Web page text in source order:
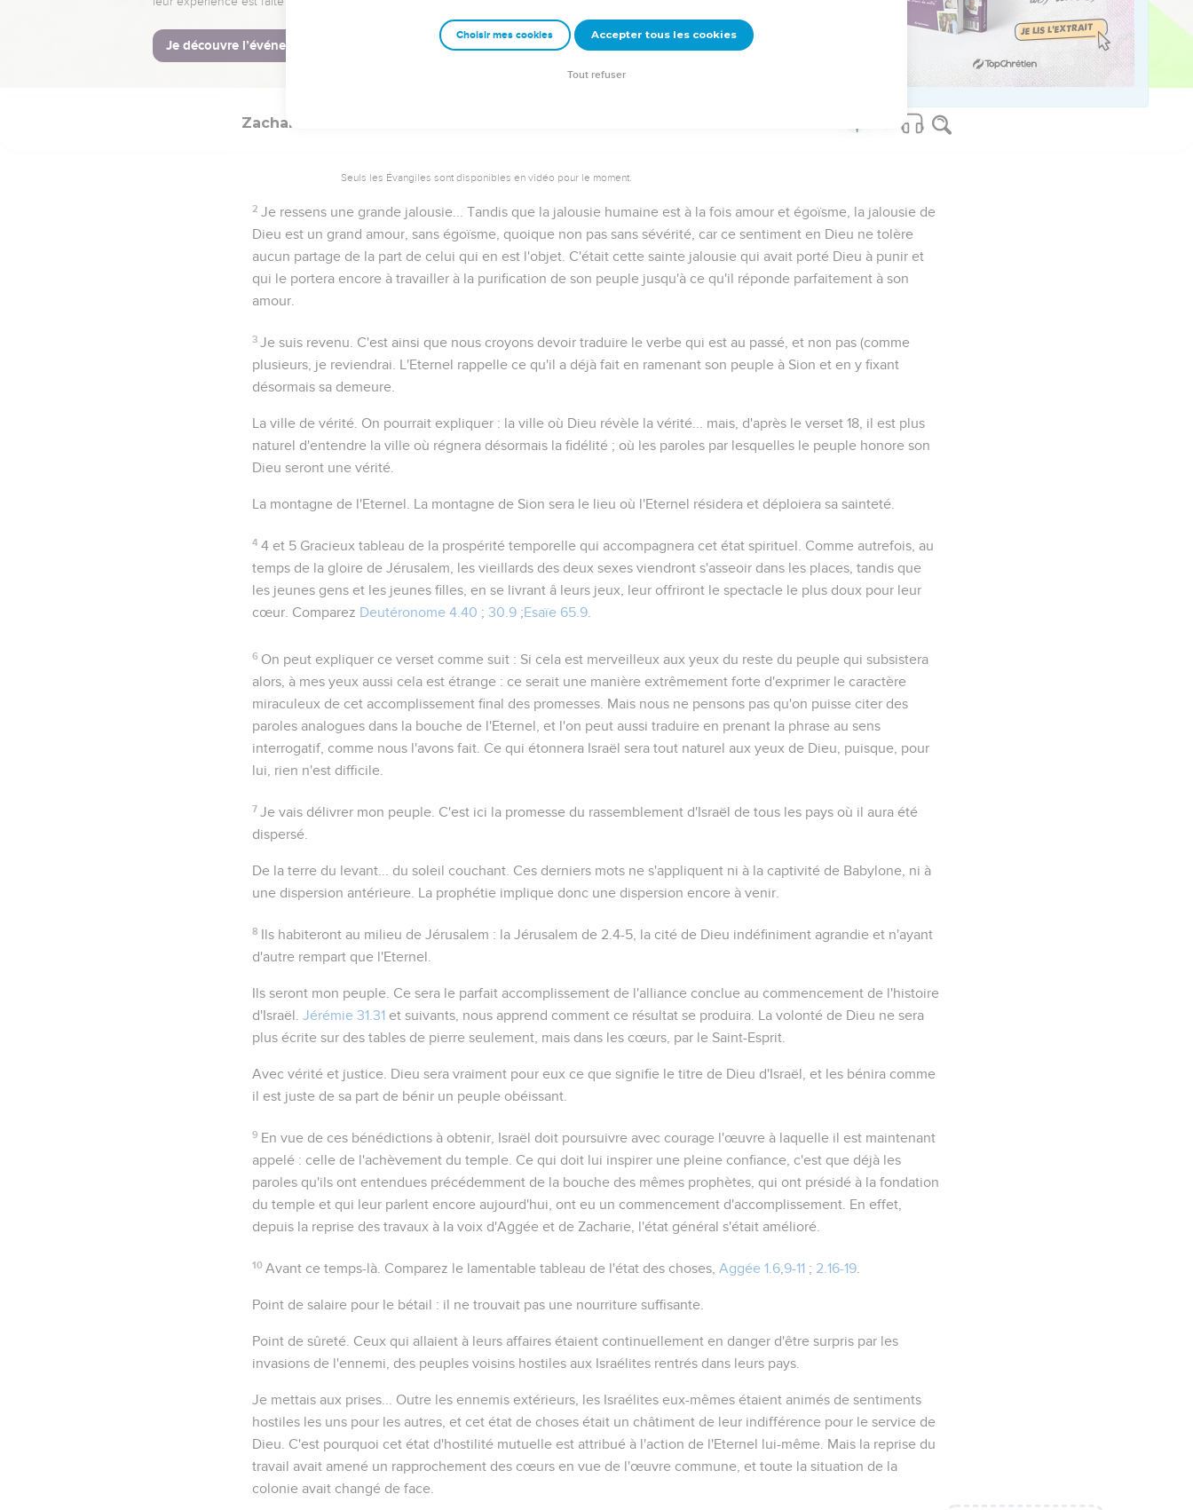
Autres ressources sur theotex.org, contact theotex@gmail.com
Zacharie
Seuls les Évangiles sont disponibles en vidéo pour le moment.
2 Je ressens une grande jalousie...
Tandis que la jalousie humaine est à la fois amour et égoïsme, la jalousie de
Dieu est un grand amour, sans égoïsme, quoique non pas sans sévérité, car ce sentiment en Dieu ne tolère
aucun partage de la part de celui qui en est l'objet. C'était cette sainte jalousie qui avait porté Dieu à punir et
qui le portera encore à travailler à la purification de son peuple jusqu'à ce qu'il réponde parfaitement à son
amour.
3 Je suis revenu . C'est ainsi que nous croyons devoir traduire le verbe qui est au passé, et non pas (comme
plusieurs, je reviendrai . L'Eternel rappelle ce qu'il a déjà fait en ramenant son peuple à Sion et en y fixant
désormais sa demeure.
La ville de vérité . On pourrait expliquer : la ville où Dieu révèle la vérité... mais, d'après le verset 18, il est plus
naturel d'entendre la ville où régnera désormais la fidélité ; où les paroles par lesquelles le peuple honore son
Dieu seront une vérité.
La montagne de l'Eternel . La montagne de Sion sera le lieu où l'Eternel résidera et déploiera sa sainteté.
4 4 et 5 Gracieux tableau de la prospérité temporelle qui accompagnera cet état spirituel. Comme autrefois, au
temps de la gloire de Jérusalem, les vieillards des deux sexes viendront s'asseoir dans les places, tandis que
les jeunes gens et les jeunes filles, en se livrant â leurs jeux, leur offriront le spectacle le plus doux pour leur
cœur. Comparez Deutéronome 4.40 ; 30.9 ;Esaïe 65.9
6 On peut expliquer ce verset comme suit : Si cela est merveilleux aux yeux du reste du peuple qui subsistera
alors, à mes yeux aussi cela est étrange : ce serait une manière extrêmement forte d'exprimer le caractère
miraculeux de cet accomplissement final des promesses. Mais nous ne pensons pas qu'on puisse citer des
paroles analogues dans la bouche de l'Eternel, et l'on peut aussi traduire en prenant la phrase au sens
interrogatif, comme nous l'avons fait. Ce qui étonnera Israël sera tout naturel aux yeux de Dieu, puisque, pour
lui, rien n'est difficile.
7 Je vais délivrer mon peuple . C'est ici la promesse du rassemblement d'Israël de tous les pays où il aura été
dispersé.
De la terre du levant... du soleil couchant . Ces derniers mots ne s'appliquent ni à la captivité de Babylone, ni à
une dispersion antérieure. La prophétie implique donc une dispersion encore à venir.
8 Ils habiteront au milieu de Jérusalem : la Jérusalem de 2.4-5 , la cité de Dieu indéfiniment agrandie et n'ayant
d'autre rempart que l'Eternel.
Ils seront mon peuple . Ce sera le parfait accomplissement de l'alliance conclue au commencement de l'histoire
d'Israël. Jérémie 31.31 et suivants, nous apprend comment ce résultat se produira. La volonté de Dieu ne sera
plus écrite sur des tables de pierre seulement, mais dans les cœurs, par le Saint-Esprit.
Avec vérité et justice . Dieu sera vraiment pour eux ce que signifie le titre de Dieu d'Israël, et les bénira comme
il est juste de sa part de bénir un peuple obéissant.
9 En vue de ces bénédictions à obtenir, Israël doit poursuivre avec courage l'œuvre à laquelle il est maintenant
appelé : celle de l'achèvement du temple. Ce qui doit lui inspirer une pleine confiance, c'est que déjà les
paroles qu'ils ont entendues précédemment de la bouche des mêmes prophètes, qui ont présidé à la fondation
du temple et qui leur parlent encore aujourd'hui, ont eu un commencement d'accomplissement. En effet,
depuis la reprise des travaux à la voix d'Aggée et de Zacharie, l'état général s'était amélioré.
10 Avant ce temps-là . Comparez le lamentable tableau de l'état des choses,Aggée 1.6 9-11 ; 2.16-19
Point de salaire pour le bétail : il ne trouvait pas une nourriture suffisante.
Point de sûreté . Ceux qui allaient à leurs affaires étaient continuellement en danger d'être surpris par les
invasions de l'ennemi , des peuples voisins hostiles aux Israélites rentrés dans leurs pays.
Je mettais aux prises...
Outre les ennemis extérieurs, les Israélites eux-mêmes étaient animés de sentiments
hostiles les uns pour les autres, et cet état de choses était un châtiment de leur indifférence pour le service de
Dieu. C'est pourquoi cet état d'hostilité mutuelle est attribué à l'action de l'Eternel lui-même. Mais la reprise du
travail avait amené un rapprochement des cœurs en vue de l'œuvre commune, et toute la situation de la
colonie avait changé de face.
Choisir mes cookies Accepter tous les cookies
Tout refuser